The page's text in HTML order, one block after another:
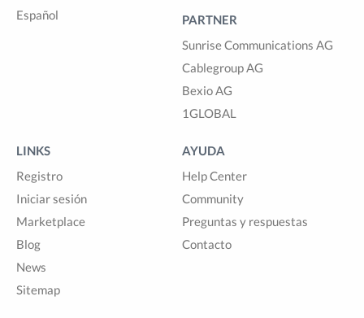
Español
PARTNER
Sunrise Communications AG
Cablegroup AG
Bexio AG
1GLOBAL
LINKS
Registro
Iniciar sesión
Marketplace
Blog
News
Sitemap
AYUDA
Help Center
Community
Preguntas y respuestas
Contacto